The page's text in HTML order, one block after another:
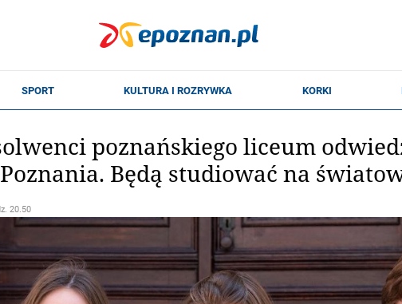
poznańskiego liceum
Będą studiować na
20.50